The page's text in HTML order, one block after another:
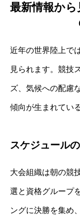
最新情報か
近年の世界陸上で
見られます。競技
ズ、気候への配慮
傾向が生まれてい
スケジュール
大会組織は朝の競
選と資格グループ
ングに決勝を集め